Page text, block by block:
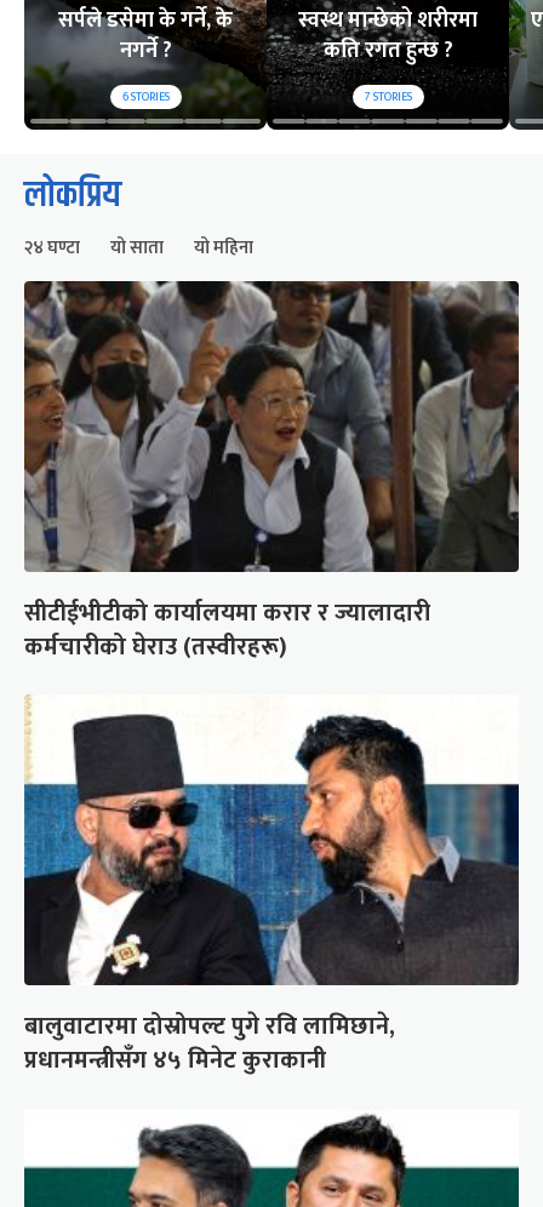
सर्पले डसेमा के गर्ने, के
नगर्ने ?
6STORIES
स्वस्थ मान्छेको शरीरमा
कति रगत हुन्छ ?
7STORIES
लोकप्रिय
२४ घण्टा यो साता यो महिना
सीटीईभीटीको कार्यालयमा करार र ज्यालादारी
कर्मचारीको घेराउ (तस्वीरहरू)
बालुवाटारमा दोस्रोपल्ट पुगे रवि लामिछाने,
प्रधानमन्त्रीसँग ४५ मिनेट कुराकानी